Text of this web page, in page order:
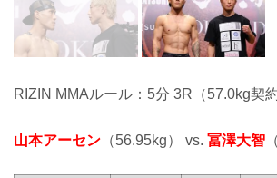
RIZIN MMAルール：5分 3R（57.0kg契約
山本アーセン （56.95kg） vs. 冨澤大智